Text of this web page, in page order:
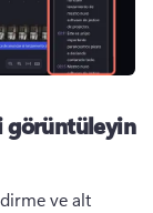
görüntüleyin
ve alt